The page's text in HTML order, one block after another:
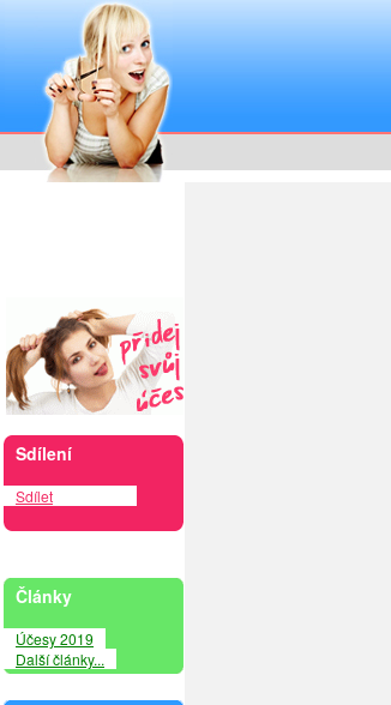
Sdílení
Sdílet
Články
Účesy 2019
Další články...